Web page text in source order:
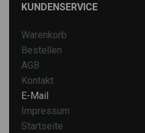
KUNDENSERVICE
Warenkorb
Bestellen
AGB
Kontakt
E-Mail
Impressum
Startseite